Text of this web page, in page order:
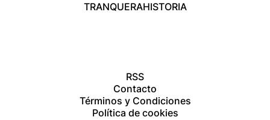
TRANQUERAHISTORIA
RSS
Contacto
Términos y Condiciones
Política de cookies